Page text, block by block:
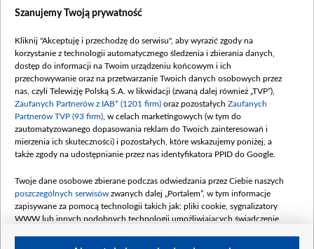
Dofinansowanie 635 783 051,21 PLN
(wpłata wrzesień 100 mln, październik 350
mln, listopad 265 mln)
Dofinansowanie 48 862 000,00 PLN
Data podpisania umowy: GRUDZIEŃ 2025
(wpłata grudzień 60,548 mln)
Dofinansowanie 900 000 000,00 PLN
Data podpisania umowy: LUTY 2026 (wpłata
kwiecień 180 mln, 7 maja 180 mln, 8
czerwca 90 mln)
Dofinansowanie 250 000 000,00 PLN
Szanujemy Twoją prywatność
Kliknij "Akceptuję i przechodzę do serwisu", aby wyrazić zgody na
korzystanie z technologii automatycznego śledzenia i zbierania danych,
dostęp do informacji na Twoim urządzeniu końcowym i ich
przechowywanie oraz na przetwarzanie Twoich danych osobowych przez
nas, czyli Telewizję Polską S.A. w likwidacji (zwaną dalej również „TVP”),
Zaufanych Partnerów z IAB* (1201 firm) oraz pozostałych Zaufanych
Partnerów TVP (93 firm) , w celach marketingowych (w tym do
zautomatyzowanego dopasowania reklam do Twoich zainteresowań i
mierzenia ich skuteczności) i pozostałych, które wskazujemy poniżej, a
także zgody na udostępnianie przez nas identyfikatora PPID do Google.
Twoje dane osobowe zbierane podczas odwiedzania przez Ciebie naszych
poszczególnych serwisów zwanych dalej „Portalem”, w tym informacje
zapisywane za pomocą technologii takich jak: pliki cookie, sygnalizatory
WWW lub innych podobnych technologii umożliwiających świadczenie